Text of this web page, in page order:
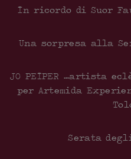
In ricordo di Suor
Una sorpresa alla
JO PEIPER …artista
per Artemida
Serata